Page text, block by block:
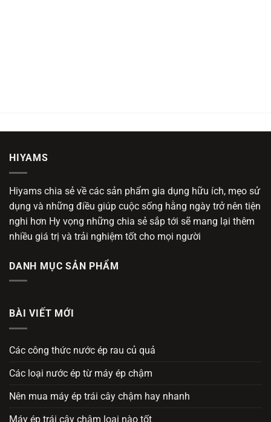
HIYAMS
Hiyams chia sẻ về các sản phẩm gia dụng hữu ích, mẹo sử
dụng và những điều giúp cuộc sống hằng ngày trở nên tiện
nghi hơn Hy vọng những chia sẻ sắp tới sẽ mang lại thêm
nhiều giá trị và trải nghiệm tốt cho mọi người
DANH MỤC SẢN PHẨM
BÀI VIẾT MỚI
Các công thức nước ép rau củ quả
Các loại nước ép từ máy ép chậm
Nên mua máy ép trái cây chậm hay nhanh
Máy ép trái cây chậm loại nào tốt